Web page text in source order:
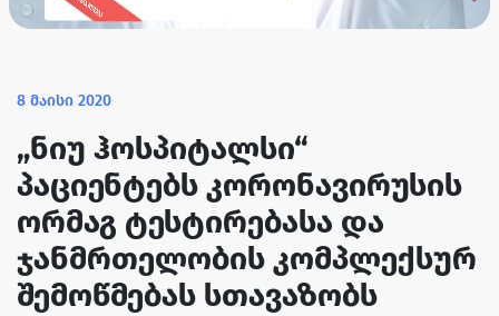
8 მაისი 2020
„ნიუ ჰოსპიტალსი“
პაციენტებს კორონავირუსის
ორმაგ ტესტირებასა და
ჯანმრთელობის კომპლექსურ
შემოწმებას სთავაზობს